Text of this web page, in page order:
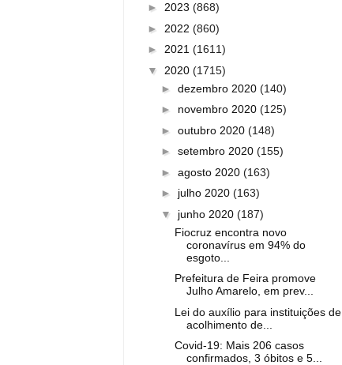
► 2023 (868)
► 2022 (860)
► 2021 (1611)
▼ 2020 (1715)
► dezembro 2020 (140)
► novembro 2020 (125)
► outubro 2020 (148)
► setembro 2020 (155)
► agosto 2020 (163)
► julho 2020 (163)
▼ junho 2020 (187)
Fiocruz encontra novo
coronavírus em 94% do
esgoto...
Prefeitura de Feira promove
Julho Amarelo, em prev...
Lei do auxílio para instituições de
acolhimento de...
Covid-19: Mais 206 casos
confirmados, 3 óbitos e 5...